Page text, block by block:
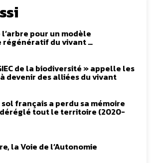
l’arbre pour un modèle
régénératif du vivant …
de la biodiversité » appelle les
devenir des alliées du vivant
français a perdu sa mémoire
tout le territoire (2020-
la Voie de l’Autonomie